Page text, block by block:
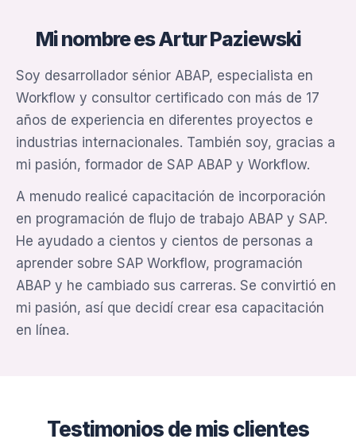
Mi nombre es Artur Paziewski
Soy desarrollador sénior ABAP, especialista en
Workflow y consultor certificado con más de 17
años de experiencia en diferentes proyectos e
industrias internacionales. También soy, gracias a
mi pasión, formador de SAP ABAP y Workflow.
A menudo realicé capacitación de incorporación
en programación de flujo de trabajo ABAP y SAP.
He ayudado a cientos y cientos de personas a
aprender sobre SAP Workflow, programación
ABAP y he cambiado sus carreras. Se convirtió en
mi pasión, así que decidí crear esa capacitación
en línea.
Testimonios de mis clientes